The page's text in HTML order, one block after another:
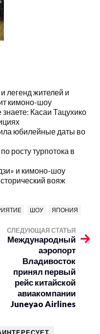
легенд жителей и
кимоно-шоу
Касаи Тацухико
юбилейные даты во
росту турпотока в
и кимоно-шоу
вояж
ШОУ ЯПОНИЯ
СЛЕДУЮЩАЯ СТАТЬЯ
Международный
аэропорт
Владивосток
принял первый
рейс китайской
авиакомпании
Juneyao Airlines